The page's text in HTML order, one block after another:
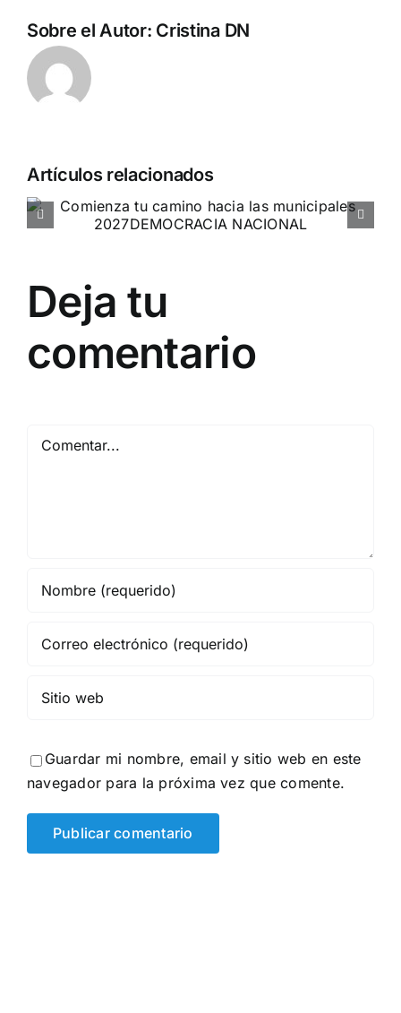
Sobre el Autor: Cristina DN
Artículos relacionados
Entrevista a Jennifer Amaro
Deja tu
comentario
Comentar
Guardar mi nombre, email y sitio web en este
navegador para la próxima vez que comente.